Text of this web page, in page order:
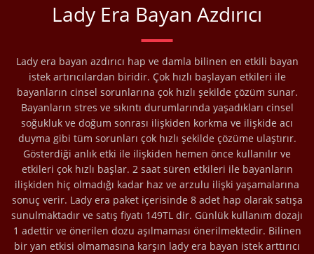
Lady Era Bayan Azdırıcı
Lady era bayan azdırıcı hap ve damla bilinen en etkili bayan
istek artırıcılardan biridir. Çok hızlı başlayan etkileri ile
bayanların cinsel sorunlarına çok hızlı şekilde çözüm sunar.
Bayanların stres ve sıkıntı durumlarında yaşadıkları cinsel
soğukluk ve doğum sonrası ilişkiden korkma ve ilişkide acı
duyma gibi tüm sorunları çok hızlı şekilde çözüme ulaştırır.
Gösterdiği anlık etki ile ilişkiden hemen önce kullanılır ve
etkileri çok hızlı başlar. 2 saat süren etkileri ile bayanların
ilişkiden hiç olmadığı kadar haz ve arzulu ilişki yaşamalarına
sonuç verir. Lady era paket içerisinde 8 adet hap olarak satışa
sunulmaktadır ve satış fiyatı 149TL dir. Günlük kullanım dozajı
1 adettir ve önerilen dozu aşılmaması önerilmektedir. Bilinen
bir yan etkisi olmamasına karşın lady era bayan istek arttırıcı